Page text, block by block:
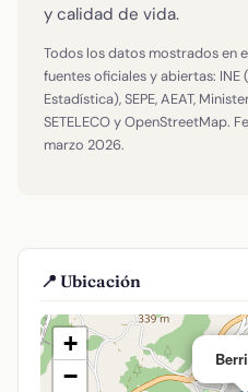
y calidad de vida.
Todos los datos mostrados en
fuentes oficiales y abiertas:
Estadística), SEPE, AEAT,
SETELECO y OpenStreetMap.
marzo 2026.
📍 Ubicación
+
−